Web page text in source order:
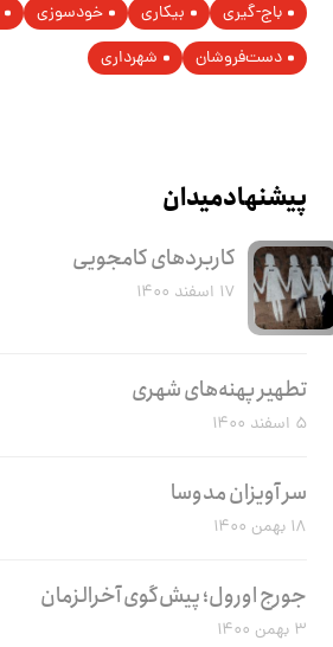
باج‌-گیری بیکاری خودسوزی
دست‌فروشان
شهرداری
پیشنهاد میدان
کاربرد‌های کامجویی
۱۷ اسفند ۱۴۰۰
تطهیر پهنه‌های شهری
۵ اسفند ۱۴۰۰
سر آویزان مدوسا
۱۸ بهمن ۱۴۰۰
جورج اورول؛ پیش‌گوی آخرالزمان
۳ بهمن ۱۴۰۰